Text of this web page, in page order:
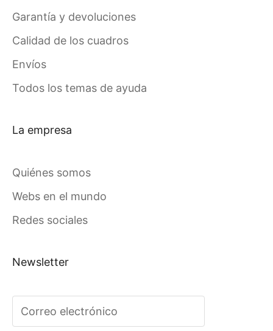
Garantía y devoluciones
Calidad de los cuadros
Envíos
Todos los temas de ayuda
La empresa
Quiénes somos
Webs en el mundo
Redes sociales
Newsletter